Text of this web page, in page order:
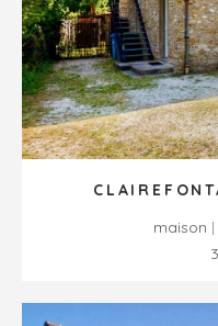
maison